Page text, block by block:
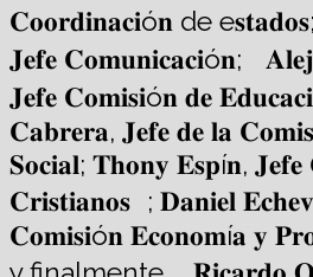
𝐂𝐨𝐨𝐫𝐝𝐢𝐧𝐚𝐜𝐢ó𝐧 de
𝐉𝐞𝐟𝐞 𝐂𝐨𝐦𝐮𝐧𝐢𝐜𝐚𝐜𝐢ó𝐧;
𝐉𝐞𝐟𝐞 𝐂𝐨𝐦𝐢𝐬𝐢ó𝐧 𝐝𝐞
𝐂𝐚𝐛𝐫𝐞𝐫𝐚, 𝐉𝐞𝐟𝐞 𝐝𝐞 𝐥𝐚
𝐒𝐨𝐜𝐢𝐚𝐥; 𝐓𝐡𝐨𝐧𝐲 𝐄𝐬𝐩í𝐧,
𝐂𝐫𝐢𝐬𝐭𝐢𝐚𝐧𝐨𝐬 ; 𝐃𝐚𝐧𝐢𝐞𝐥
𝐂𝐨𝐦𝐢𝐬𝐢ó𝐧 𝐄𝐜𝐨𝐧𝐨𝐦í𝐚 𝐲